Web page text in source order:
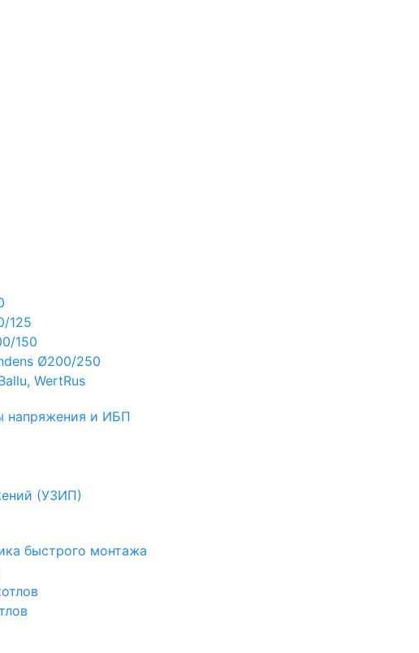
125
150
Ø200/250
WertRus
напряжения и ИБП
(УЗИП)
быстрого монтажа